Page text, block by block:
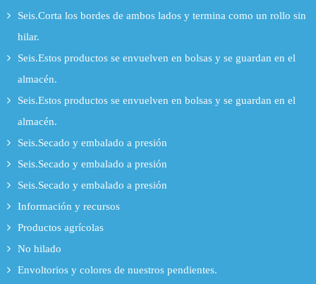
Seis.Corta los bordes de ambos lados y termina como un rollo sin
hilar.
Seis.Estos productos se envuelven en bolsas y se guardan en el
almacén.
Seis.Estos productos se envuelven en bolsas y se guardan en el
almacén.
Seis.Secado y embalado a presión
Seis.Secado y embalado a presión
Seis.Secado y embalado a presión
Información y recursos
Productos agrícolas
No hilado
Envoltorios y colores de nuestros pendientes.